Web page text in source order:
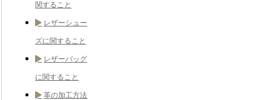
関すること
レザーシュー
ズに関すること
レザーバッグ
に関すること
革の加工方法